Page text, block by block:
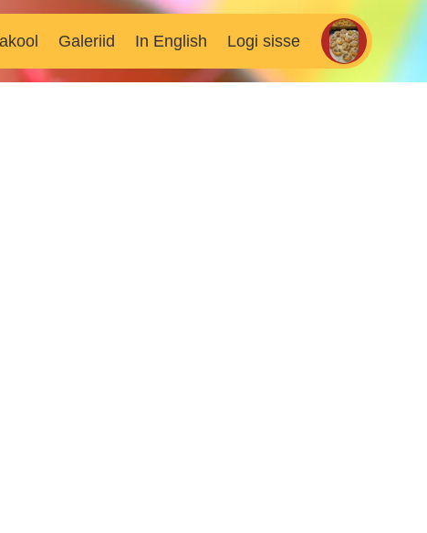
Galeriid In English Logi sisse